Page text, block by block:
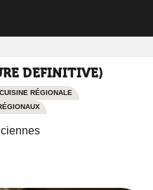
DEFINITIVE)
CUISINE RÉGIONALE